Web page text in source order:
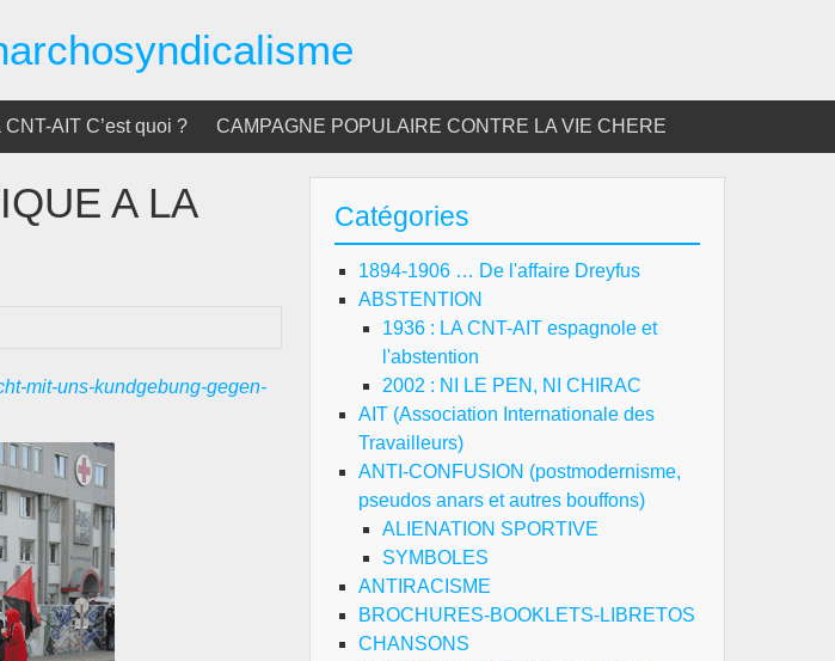
CNT-AIT C’est quoi ? CAMPAGNE POPULAIRE CONTRE LA VIE CHERE
A LA
mit-uns-kundgebung-gegen-
Catégories
1894-1906 … De l'affaire Dreyfus
ABSTENTION
1936 : LA CNT-AIT espagnole et
l'abstention
2002 : NI LE PEN, NI CHIRAC
AIT (Association Internationale des
Travailleurs)
ANTI-CONFUSION (postmodernisme,
pseudos anars et autres bouffons)
ALIENATION SPORTIVE
SYMBOLES
ANTIRACISME
BROCHURES-BOOKLETS-LIBRETOS
CHANSONS